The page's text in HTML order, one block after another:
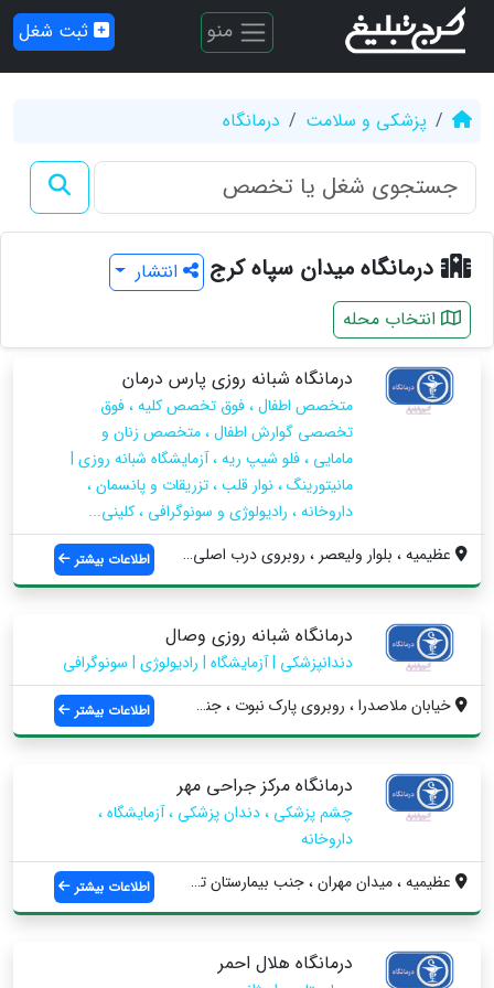
منو ثبت شغل
پزشکی و سلامت درمانگاه
درمانگاه میدان سپاه کرج
انتشار
انتخاب محله
درمانگاه شبانه روزی پارس درمان
متخصص اطفال ، فوق تخصص کلیه ، فوق
تخصصی گوارش اطفال ، متخصص زنان و
مامایی ، فلو شیپ ریه ، آزمایشگاه شبانه روزی |
مانیتورینگ ، نوار قلب ، تزریقات و پانسمان ،
داروخانه ، رادیولوژی و سونوگرافی ، کلینی...
عظیمیه ، بلوار ولیعصر ، روبروی درب اصلی ...
اطلاعات بیشتر
درمانگاه شبانه روزی وصال
دندانپزشکی | آزمایشگاه | رادیولوژی | سونوگرافی
خیابان ملاصدرا ، روبروی پارک نبوت ، جنب ...
اطلاعات بیشتر
درمانگاه مرکز جراحی مهر
چشم پزشکی ، دندان پزشکی ، آزمایشگاه ،
داروخانه
عظیمیه ، میدان مهران ، جنب بیمارستان تخت...
اطلاعات بیشتر
درمانگاه هلال احمر